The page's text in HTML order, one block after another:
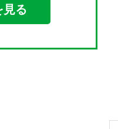
見る